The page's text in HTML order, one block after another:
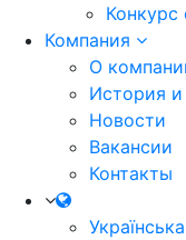
Конкурс
Компания
О
История
Новости
Вакансии
Контакты
Українська